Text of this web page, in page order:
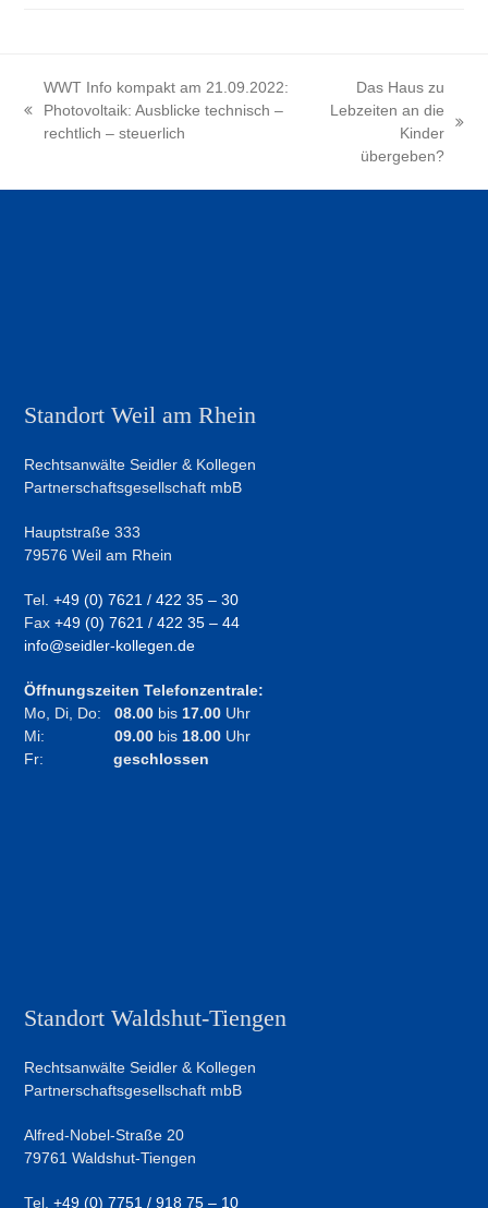
WWT Info kompakt am 21.09.2022:
Photovoltaik: Ausblicke technisch –
rechtlich – steuerlich
Beitrag:
Das Haus zu
Lebzeiten an die
Kinder
übergeben?
Standort Weil am Rhein
Rechtsanwälte Seidler & Kollegen
Partnerschaftsgesellschaft mbB
Hauptstraße 333
79576 Weil am Rhein
Tel.+49 (0) 7621 / 422 35 – 30
Fax+49 (0) 7621 / 422 35 – 44
info@seidler-kollegen.de
Öffnungszeiten Telefonzentrale:
Mo, Di, Do:08.00 bis17.00 Uhr
Mi:09.00 bis18.00 Uhr
Fr:
geschlossen
Standort Waldshut-Tiengen
Rechtsanwälte Seidler & Kollegen
Partnerschaftsgesellschaft mbB
Alfred-Nobel-Straße 20
79761 Waldshut-Tiengen
Tel.+49 (0) 7751 / 918 75 – 10